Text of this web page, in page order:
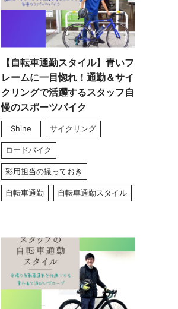
【自転車通勤スタイル】青いフ
レームに一目惚れ！通勤＆サイ
クリングで活躍するスタッフ自
慢のスポーツバイク
Shine サイクリング
ロードバイク
彩用担当の撮っておき
自転車通勤 自転車通勤スタイル